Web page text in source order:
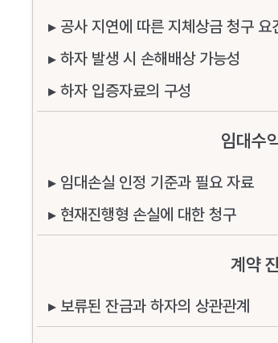
▸ 공사 지연에 따른 지체상금 청구 요
▸ 하자 발생 시 손해배상 가능성
▸ 하자 입증자료의 구성
임대수
▸ 임대손실 인정 기준과 필요 자료
▸ 현재진행형 손실에 대한 청구
계약
▸ 보류된 잔금과 하자의 상관관계